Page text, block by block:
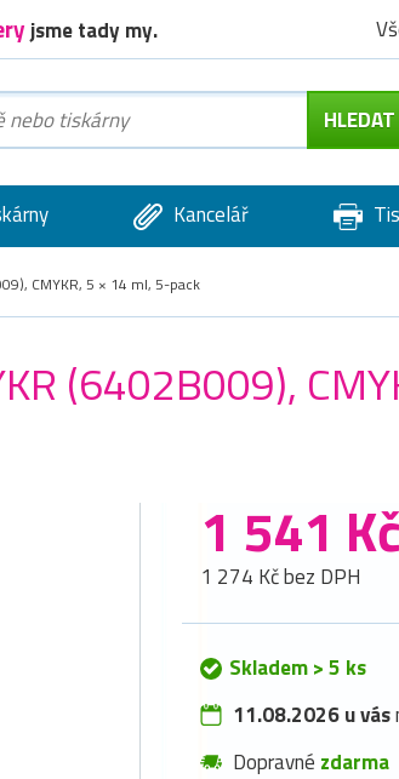
jsme tady my.
Kancelář
CMYKR, 5 × 14 ml, 5-pack
(6402B009),
1 541 Kč
1 274 Kč bez DPH
Skladem > 5 ks
11.08.2026 u vás
Dopravné zdarma